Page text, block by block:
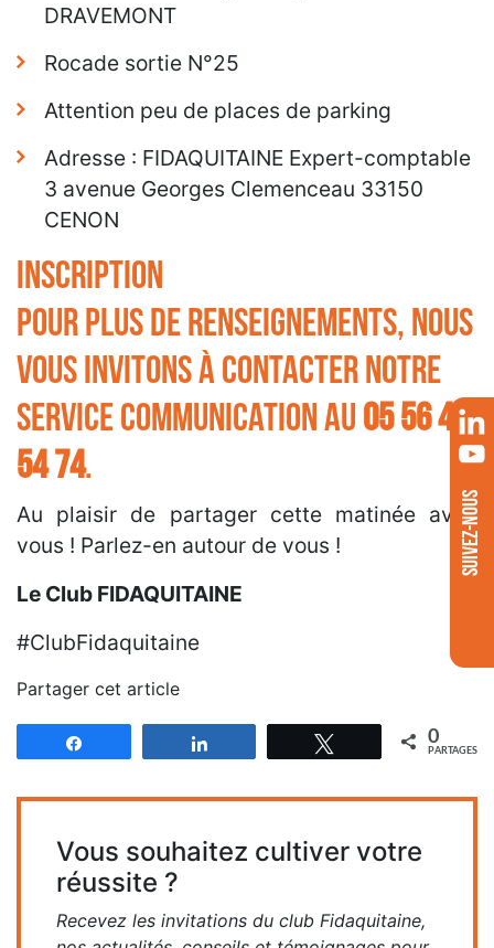
DRAVEMONT
Rocade sortie N°25
Attention peu de places de parking
Adresse : FIDAQUITAINE Expert-comptable
3 avenue Georges Clemenceau 33150
CENON
Inscription
Pour plus de renseignements, nous
vous invitons à contacter notre
service communication au05 56 40
54 74.
Au plaisir de partager cette matinée avec
vous ! Parlez-en autour de vous !
Le Club FIDAQUITAINE
#ClubFidaquitaine
Partager cet article
Tweetez 0
PARTAGES
Vous souhaitez cultiver votre
réussite ?
Recevez les invitations du club Fidaquitaine,
SUIVEZ-NOUS